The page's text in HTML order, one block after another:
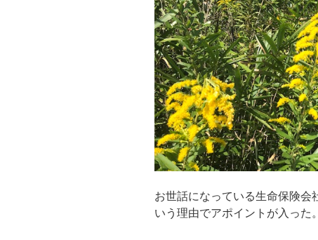
お世話になっている生命保険会
いう理由でアポイントが入った。